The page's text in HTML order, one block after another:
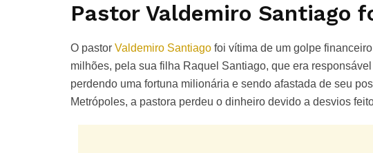
Pastor Valdemiro Santiago
O pastor Valdemiro Santiago foi vítima de um golpe
milhões, pela sua filha Raquel Santiago, que era
perdendo uma fortuna milionária e sendo afastada de seu
Metrópoles, a pastora perdeu o dinheiro devido a desvios